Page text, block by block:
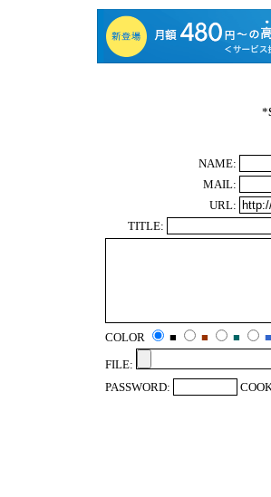
*
NAME:
MAIL:
URL:
TITLE:
COLOR ■ ■ ■
■
FILE:
PASSWORD: